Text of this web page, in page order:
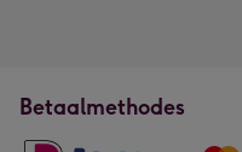
Betaalmethodes